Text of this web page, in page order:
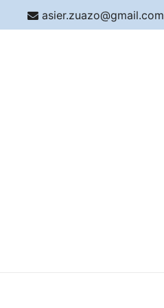
asier.zuazo@gmail.com